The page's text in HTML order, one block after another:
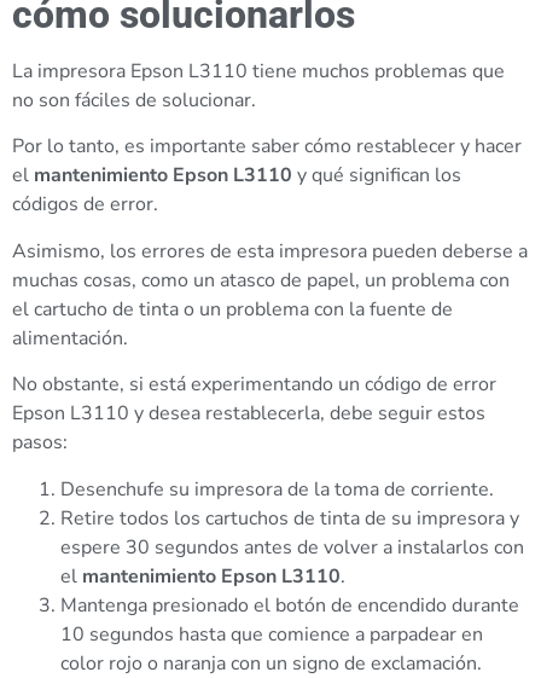
cómo solucionarlos
La impresora Epson L3110 tiene muchos problemas que
no son fáciles de solucionar.
Por lo tanto, es importante saber cómo restablecer y hacer
el mantenimiento Epson L3110 y qué significan los
códigos de error.
Asimismo, los errores de esta impresora pueden deberse a
muchas cosas, como un atasco de papel, un problema con
el cartucho de tinta o un problema con la fuente de
alimentación.
No obstante, si está experimentando un código de error
Epson L3110 y desea restablecerla, debe seguir estos
pasos:
Desenchufe su impresora de la toma de corriente.
Retire todos los cartuchos de tinta de su impresora y
espere 30 segundos antes de volver a instalarlos con
el mantenimiento Epson L3110.
Mantenga presionado el botón de encendido durante
10 segundos hasta que comience a parpadear en
color rojo o naranja con un signo de exclamación.